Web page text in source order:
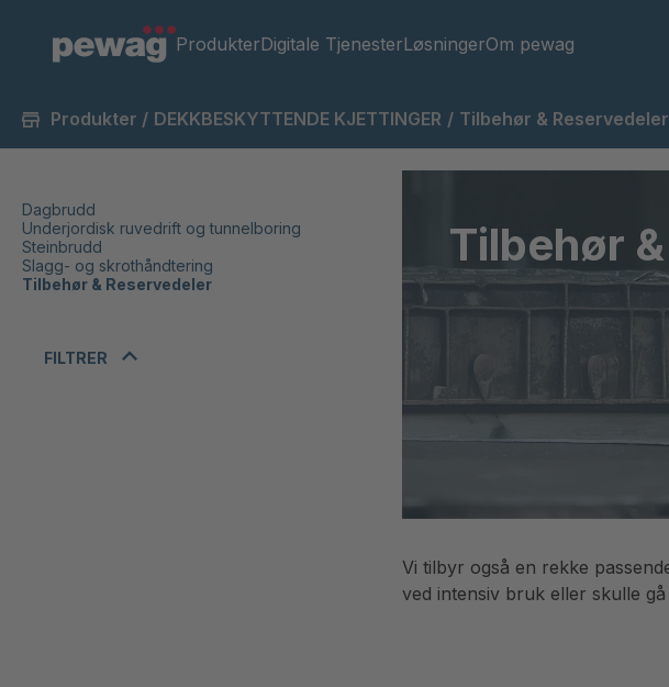
ProdukterDigitale TjenesterLøsningerOm pewag
Produkter / DEKKBESKYTTENDE KJETTINGER / Tilbehør & Reservedeler
Dagbrudd
Underjordisk ruvedrift og tunnelboring
Steinbrudd
Slagg- og skrothåndtering
Tilbehør & Reservedeler
FILTRER
Tilbehør
Vi tilbyr også en rekke
ved intensiv bruk eller skulle